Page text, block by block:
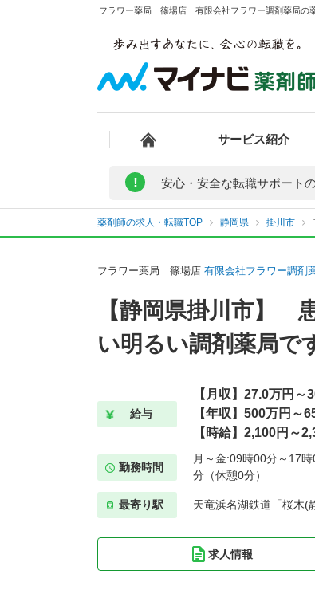
フラワー薬局 篠場店 有限会社フラワー調剤薬局の
サービス紹介
! 安心・安全な転職サポート
薬剤師の求人・転職TOP 静岡県 掛川市
フラワー薬局 篠場店 有限会社フラワー調剤
【静岡県掛川市】
い明るい調剤薬局で
給与
【月収】27.0万円～
【年収】500万円～
【時給】2,100円～
勤務時間
月～金:09時00分～17
分（休憩0分）
最寄り駅 天竜浜名湖鉄道「桜木(
求人情報